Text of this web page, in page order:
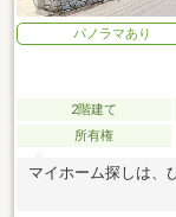
パノラマあり
2階建て
所有権
マイホーム探しは、